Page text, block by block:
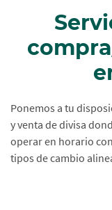
Ponemos a tu
y venta de divisa
operar en horario
tipos de cambio